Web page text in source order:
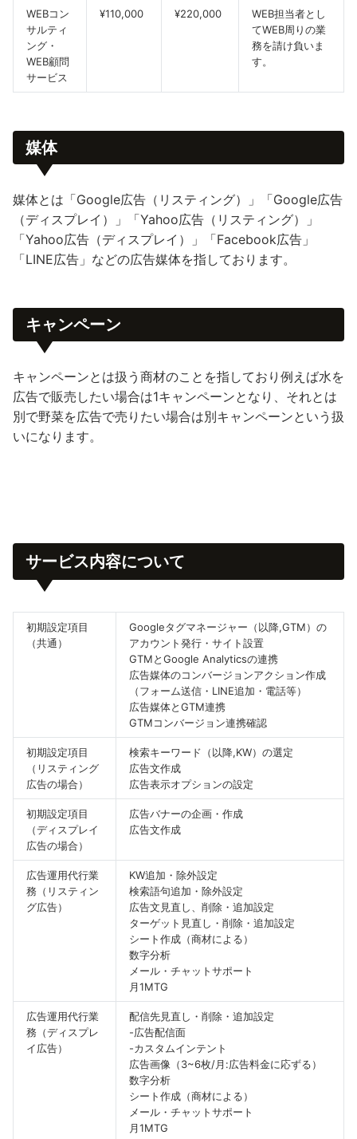
WEBコン
サルティ
ング・
WEB顧問
サービス
¥110,000 ¥220,000
WEB担当者とし
てWEB周りの業
務を請け負いま
す。
媒体
媒体とは「Google広告（リスティング）」「Google広告
（ディスプレイ）」「Yahoo広告（リスティング）」
「Yahoo広告（ディスプレイ）」「Facebook広告」
「LINE広告」などの広告媒体を指しております。
キャンペーン
キャンペーンとは扱う商材のことを指しており例えば水を
広告で販売したい場合は1キャンペーンとなり、それとは
別で野菜を広告で売りたい場合は別キャンペーンという扱
いになります。
サービス内容について
初期設定項目
（共通）
Googleタグマネージャー（以降,GTM）の
アカウント発行・サイト設置
GTMとGoogle Analyticsの連携
広告媒体のコンバージョンアクション作成
（フォーム送信・LINE追加・電話等）
広告媒体とGTM連携
GTMコンバージョン連携確認
初期設定項目
（リスティング
広告の場合）
検索キーワード（以降,KW）の選定
広告文作成
広告表示オプションの設定
初期設定項目
（ディスプレイ
広告の場合）
広告バナーの企画・作成
広告文作成
広告運用代行業
務（リスティン
グ広告）
KW追加・除外設定
検索語句追加・除外設定
広告文見直し、削除・追加設定
ターゲット見直し・削除・追加設定
シート作成（商材による）
数字分析
メール・チャットサポート
月1MTG
広告運用代行業
務（ディスプレ
イ広告）
配信先見直し・削除・追加設定
-広告配信面
-カスタムインテント
広告画像（3~6枚/月:広告料金に応ずる）
数字分析
シート作成（商材による）
メール・チャットサポート
月1MTG